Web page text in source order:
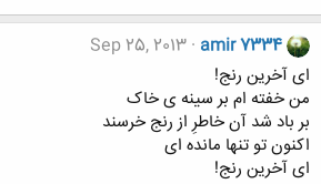
amir 7334
Sep 25, 2013
ای آخرین رنج!
من خفته ام بر سینه ی خاک
بر باد شد آن خاطرِ از رنج خرسند
اکنون تو تنها مانده ای
ای آخرین رنج!